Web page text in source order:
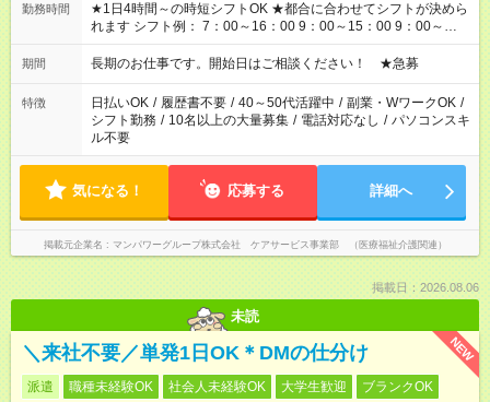
勤務時間
★1日4時間～の時短シフトOK ★都合に合わせてシフトが決めら
れます シフト例： 7：00～16：00 9：00～15：00 9：00～
18：00 11：00～20：00 など ※Wワークの場合、他のお仕事と
合わせ週40時間超の就業はご案内できません ※法令に基づき、
派遣法（日雇い派遣の原則禁止）により、短時間・短期間の就
業はご案内が難しい場合があります
期間 長期のお仕事です。開始日はご相談ください！ ★急募
特徴 日払いOK / 履歴書不要 / 40～50代活躍中 / 副業・WワークOK /
シフト勤務 / 10名以上の大量募集 / 電話対応なし / パソコンスキ
ル不要
気になる！ 応募する 詳細へ
掲載元企業名 マンパワーグループ株式会社 ケアサービス事業部 （医療福祉介護関連）
掲載日：2026.08.06
未読
NEW
＼来社不要／単発1日OK＊DMの仕分け
派遣 職種未経験OK 社会人未経験OK 大学生歓迎 ブランクOK